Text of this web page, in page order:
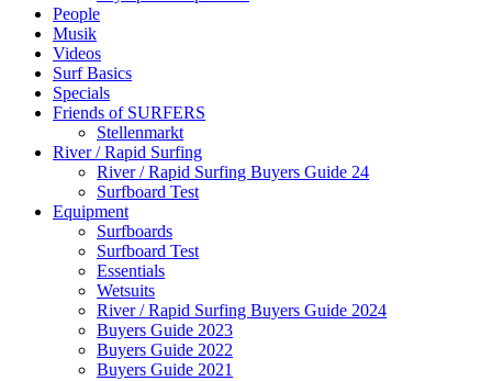
People
Musik
Videos
Surf Basics
Specials
Friends of SURFERS
Stellenmarkt
River / Rapid Surfing
River / Rapid Surfing Buyers Guide 24
Surfboard Test
Equipment
Surfboards
Surfboard Test
Essentials
Wetsuits
River / Rapid Surfing Buyers Guide 2024
Buyers Guide 2023
Buyers Guide 2022
Buyers Guide 2021